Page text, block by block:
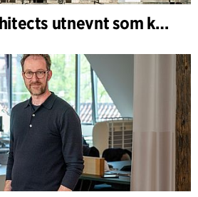
C.F. Møller Architects utnevnt som konseptarkitekt for prosjektet National Museum Cardiff